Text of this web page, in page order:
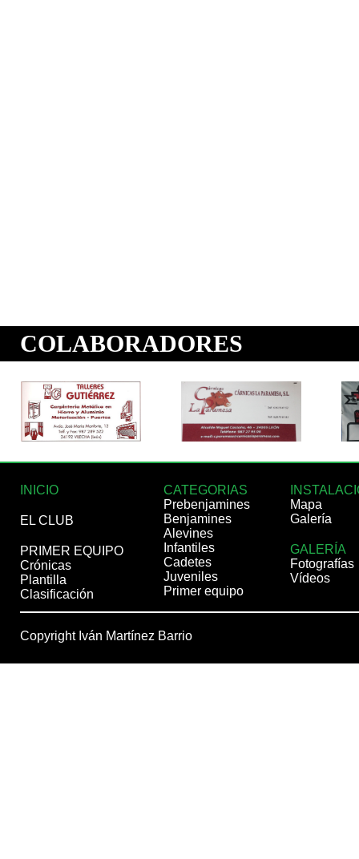
INICIO
EL CLUB
PRIMER EQUIPO
Crónicas
Plantilla
Clasificación
CATEGORIAS
Prebenjamines
Benjamines
Alevines
Infantiles
Cadetes
Juveniles
Primer equipo
Mapa
Galería
GALERÍA
Fotografías
Vídeos
Copyright Iván Martínez Barrio